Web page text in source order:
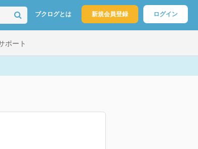
ブクログとは 新規会員登録 ログイン
ポート